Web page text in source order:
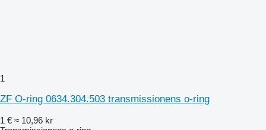
1
ZF O-ring 0634.304.503 transmissionens o-ring
1 € ≈ 10,96 kr